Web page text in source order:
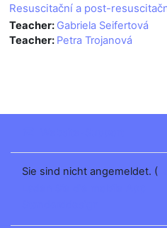
Resuscitační a post-
Teacher: Gabriela Seifertová
Teacher: Petra Trojanová
Sie sind nicht angemeldet. (